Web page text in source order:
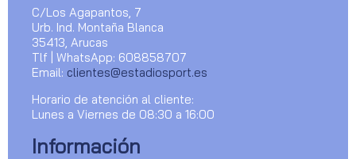
C/Los Agapantos, 7
Urb. Ind. Montaña Blanca
35413, Arucas
Tlf | WhatsApp: 608858707
Email: clientes@estadiosport.es
Horario de atención al cliente:
Lunes a Viernes de 08:30 a 16:00
Información